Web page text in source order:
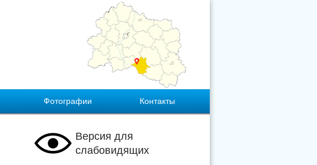
Фотографии Контакты
Версия для
слабовидящих